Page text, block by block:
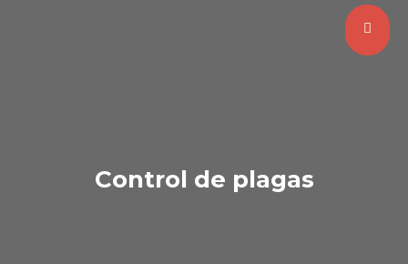
Control de plagas